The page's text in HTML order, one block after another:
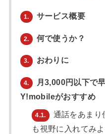
1. サービス概要
2. 何で使うか？
3. おわりに
4.
月3,000円以下で
Y!mobileがおすすめ
4.1.
通話をあまり
も視野に入れてみよ